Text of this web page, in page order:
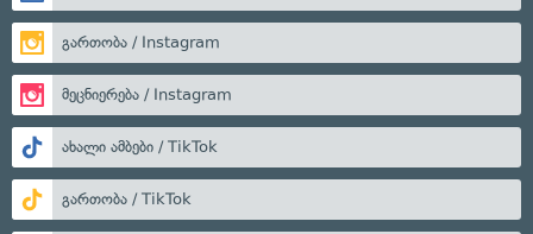
გართობა / Instagram
მეცნიერება / Instagram
ახალი ამბები / TikTok
გართობა / TikTok